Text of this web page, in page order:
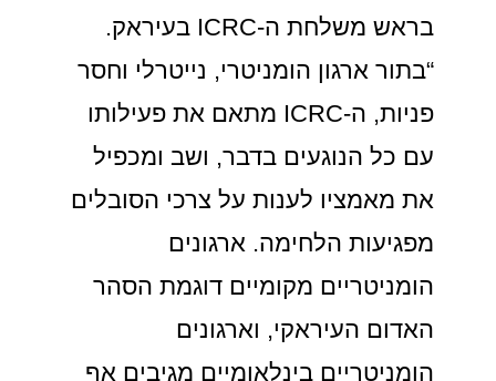
בראש משלחת ה-ICRC בעיראק.
“בתור ארגון הומניטרי, נייטרלי וחסר
פניות, ה-ICRC מתאם את פעילותו
עם כל הנוגעים בדבר, ושב ומכפיל
את מאמציו לענות על צרכי הסובלים
מפגיעות הלחימה. ארגונים
הומניטריים מקומיים דוגמת הסהר
האדום העיראקי, וארגונים
הומניטריים בינלאומיים מגיבים אף